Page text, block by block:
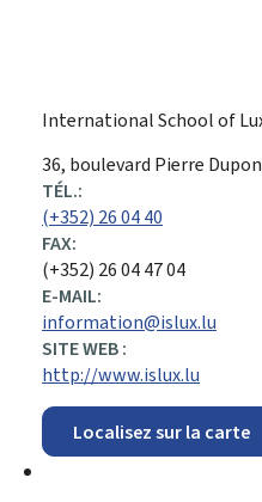
International School of
ADRESSE
:
36, boulevard Pierre
TÉL.:
(+352) 26 04 40
FAX:
(+352) 26 04 47 04
E-MAIL:
information@islux.lu
SITE WEB :
http://www.islux.lu
Localisez sur la carte